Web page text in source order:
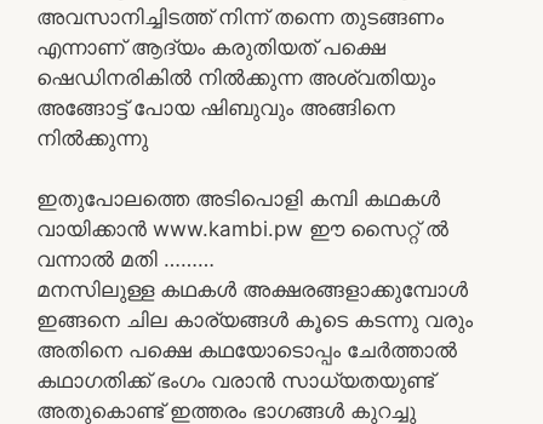
അവസാനിച്ചിടത്ത് നിന്ന് തന്നെ തുടങ്ങണം
എന്നാണ് ആദ്യം കരുതിയത് പക്ഷെ
ഷെഡിനരികിൽ നിൽക്കുന്ന അശ്വതിയും
അങ്ങോട്ട് പോയ ഷിബുവും അങ്ങിനെ
നിൽക്കുന്നു
ഇതുപോലത്തെ അടിപൊളി കമ്പി കഥകൾ
വായിക്കാൻ www.kambi.pw ഈ സൈറ്റ് ൽ
വന്നാൽ മതി ………
മനസിലുള്ള കഥകൾ അക്ഷരങ്ങളാക്കുമ്പോൾ
ഇങ്ങനെ ചില കാര്യങ്ങൾ കൂടെ കടന്നു വരും
അതിനെ പക്ഷെ കഥയോടൊപ്പം ചേർത്താൽ
കഥാഗതിക്ക് ഭംഗം വരാൻ സാധ്യതയുണ്ട്
അതുകൊണ്ട് ഇത്തരം ഭാഗങ്ങൾ കുറച്ചു